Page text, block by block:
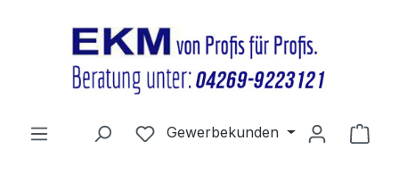
Du hast 0 Produkte auf dem
Gewerbekunden